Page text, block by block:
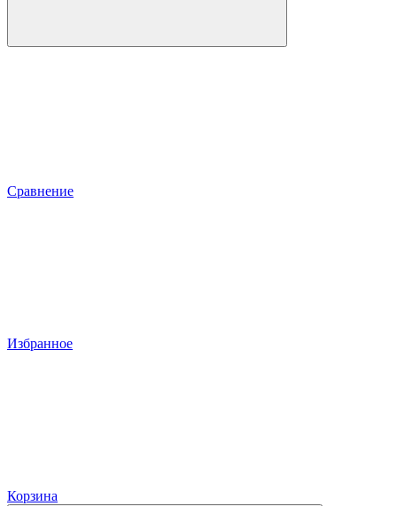
Сравнение
Избранное
Корзина